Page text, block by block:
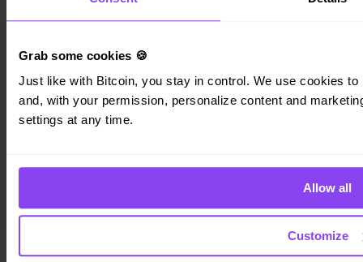
Grab some cookies 🍪
Just like with Bitcoin, you stay in control. We use cookies
and, with your permission, personalize content and
settings at any time.
Allow all
Customize
Invity
Osobní účet
Firemní účty
Cash Out
Vydělejte Bitcoin
Private
Blog
Kariéra